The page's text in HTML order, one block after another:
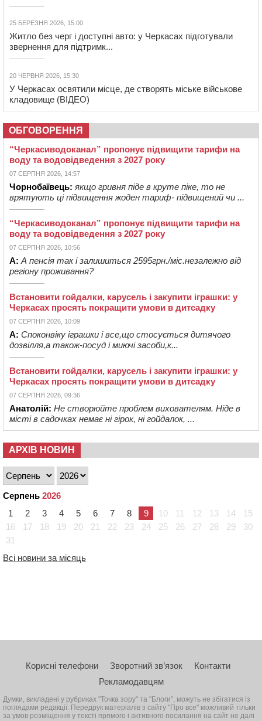
25 БЕРЕЗНЯ 2026, 15:00
Житло без черг і доступні авто: у Черкасах підготували
звернення для підтримк...
20 ЧЕРВНЯ 2026, 15:30
У Черкасах освятили місце, де створять міське військове
кладовище (ВІДЕО)
ОБГОВОРЕННЯ
“Черкасиводоканал” пропонує підвищити тарифи на
воду та водовідведення з 2027 року
07 СЕРПНЯ 2026, 14:57
Чорнобаївець: якщо гривня піде в круте піке, то не
врятують ці підвищення жоден тариф- підвищений чи ...
“Черкасиводоканал” пропонує підвищити тарифи на
воду та водовідведення з 2027 року
07 СЕРПНЯ 2026, 10:56
А: А пенсія так і залишиться 2595грн./міс.незалежно від
регіону проживання?
Встановити гойдалки, карусель і закупити іграшки: у
Черкасах просять покращити умови в дитсадку
07 СЕРПНЯ 2026, 10:09
А: Споконвіку іграшки і все,що стосується дитячого
дозвілля,а також-посуд і миючі засоби,к...
Встановити гойдалки, карусель і закупити іграшки: у
Черкасах просять покращити умови в дитсадку
07 СЕРПНЯ 2026, 09:36
Анатолій: Не створюйте проблем вихователям. Ніде в
місті в садочках немає ні гірок, ні гойдалок, ...
АРХІВ НОВИН
Серпень 2026
1
2 3 4 5 6 7 8 9 10 11 12 13 14
15
16
17 18 19 20 21 22 23 24 25 26 27 28 29
30
31
Всі новини за місяць
Корисні телефони Зворотний зв’язок
Контакти
Рекламодавцям
Думки, викладені у рубриках "Точка зору" та "Блоги", можуть не збігатися із
поглядами редакції. Передрук матеріалів з сайту "Про все" можливий тільки
за умов розміщення у тексті прямого і активного посилання на сайт не далі